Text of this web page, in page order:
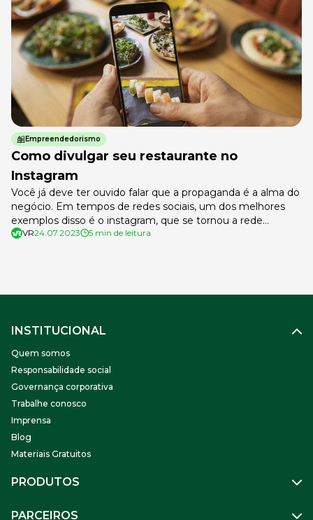
Empreendedorismo
Como divulgar seu restaurante no
Instagram
Você já deve ter ouvido falar que a propaganda é a alma do
negócio. Em tempos de redes sociais, um dos melhores
exemplos disso é o instagram, que se tornou a rede
preferida das marcas de alimentos e dos restaurantes.
VR24.07.2023 5 min de leitura
INSTITUCIONAL
Quem somos
Responsabilidade social
Governança corporativa
Trabalhe conosco
Imprensa
Blog
Materiais Gratuitos
PRODUTOS
PARCEIROS